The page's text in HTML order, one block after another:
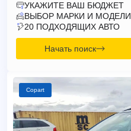
УКАЖИТЕ ВАШ БЮДЖЕТ
ВЫБОР МАРКИ И МОДЕЛИ
20 ПОДХОДЯЩИХ АВТО
Начать поиск
Copart